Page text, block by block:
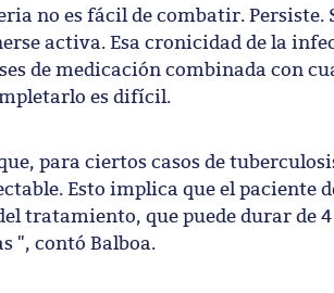
no es fácil de combatir.
activa. Esa cronicidad de la
de medicación combinada con
es difícil.
para ciertos casos de
Esto implica que el paciente
tratamiento, que puede durar de
", contó Balboa.